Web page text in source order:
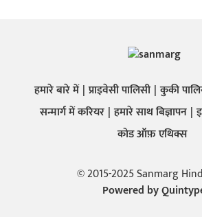
हमारे बारे में प्राइवेसी पालिसी कुकी
सन्मार्ग में करियर हमारे साथ बिज्ञापन
कोड ऑफ़ एथिक्स
© 2015-2025 Sanmarg
Powered by